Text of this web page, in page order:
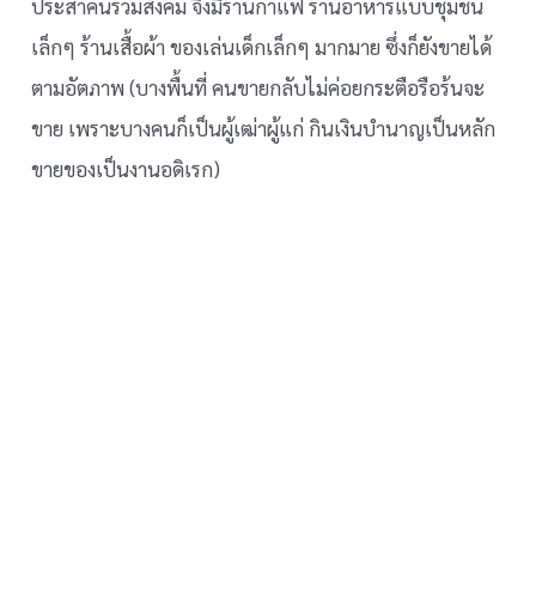
ประสาคนร่วมสังคม จึงมีร้านกาแฟ ร้านอาหารแบบชุมชน
เล็กๆ ร้านเสื้อผ้า ของเล่นเด็กเล็กๆ มากมาย ซึ่งก็ยังขายได้
ตามอัตภาพ (บางพื้นที่ คนขายกลับไม่ค่อยกระตือรือร้นจะ
ขาย เพราะบางคนก็เป็นผู้เฒ่าผู้แก่ กินเงินบำนาญเป็นหลัก
ขายของเป็นงานอดิเรก)